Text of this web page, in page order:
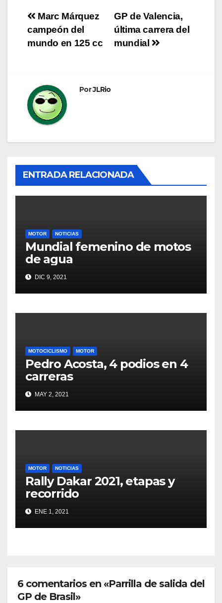
Navegación
de
GP de Valencia,
última carrera del
mundial
Marc Márquez
campeón del
mundo en 125 cc
PorJLRio
ENTRADA RELACIONADA
MOTOR NOTICIAS
Mundial femenino de motos
de agua
DIC 9, 2021
MOTOCICLISMO MOTOR
Pedro Acosta, 4 podios en 4
carreras
MAY 2, 2021
MOTOR NOTICIAS
Rally Dakar 2021, etapas y
recorrido
ENE 1, 2021
6 comentarios en «Parrilla de salida del
GP de Brasil»